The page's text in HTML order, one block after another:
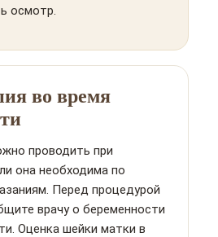
осмотр.
во время
проводить при
она необходима по
Перед процедурой
врачу о беременности
Оценка шейки матки в